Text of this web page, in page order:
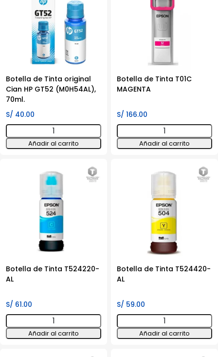
(M0H55AL),
cantidad
Botella de Tinta original
Cian HP GT52 (M0H54AL),
70ml.
S/ 40.00
Botella
de
Tinta
(M0H54AL),
Añadir al carrito
Botella de Tinta T01C
MAGENTA
S/ 166.00
Botella
de
Tinta
MAGENTA
Añadir al carrito
Botella de Tinta T524220-
AL
S/ 61.00
Botella
de
Tinta
Añadir al carrito
Botella de Tinta T524420-
AL
S/ 59.00
Botella
de
Tinta
Añadir al carrito